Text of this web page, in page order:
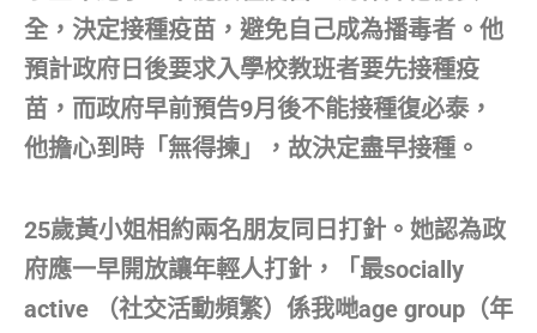
全，決定接種疫苗，避免自己成為播毒者。他
預計政府日後要求入學校教班者要先接種疫
苗，而政府早前預告9月後不能接種復必泰，
他擔心到時「無得揀」，故決定盡早接種。
25歲黃小姐相約兩名朋友同日打針。她認為政
府應一早開放讓年輕人打針，「最socially
active （社交活動頻繁）係我哋age group（年